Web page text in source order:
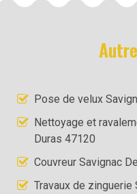
Pose de velux
Nettoyage et
Duras 47120
Couvreur Savignac
Travaux de zinguerie